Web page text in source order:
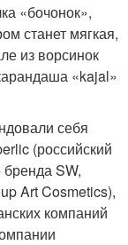
«бочонок»,
станет мягкая,
из ворсинок
«kajal»
себя
(российский
бренда SW,
Art Cosmetics),
компаний